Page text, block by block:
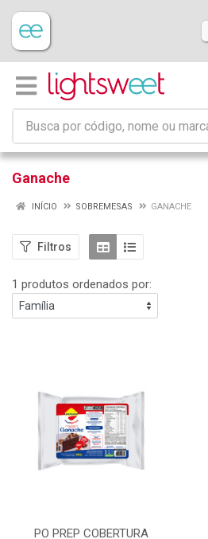
Ganache
INÍCIO SOBREMESAS GANACHE
Filtros
1 produtos ordenados por:
PO PREP COBERTURA